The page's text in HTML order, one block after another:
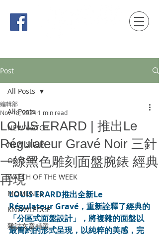
Post
All Posts
NEW WATCH
NEW SHOP
ODYSSEY
WATCH OF THE WEEK
MOMENTS
KNOWLEDGE
雜誌文章精選
All Posts
LOUIS ERARD | 推出Le
Régulateur Gravé Noir 三針
一線黑色雕刻面盤腕錶 經典
再現
編輯部
Nov 18, 2024 1 min read
LOUIS ERARD推出全新Le
Régulateur Gravé，重新詮釋了經典的
「分區式面盤設計」，將複雜的面盤以
最簡約的形式呈現，以純粹的美感，完